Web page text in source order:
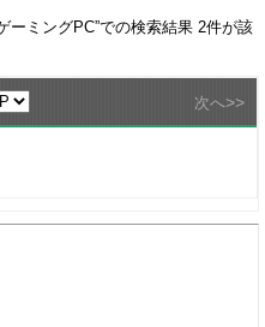
ーミングPC”での検索結果 2件が該
次へ>>